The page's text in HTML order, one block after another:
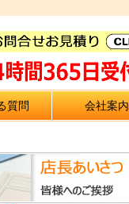
質問 会社案内